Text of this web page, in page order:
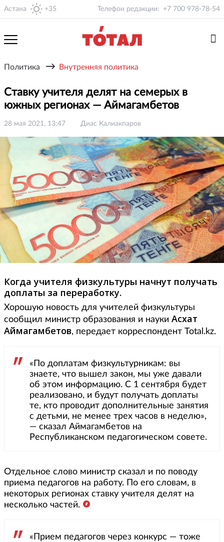
Астана +35 Телефон редакции: +7 700 978-78-54
Политика → Внутренняя политика
Ставку учителя делят на семерых в
южных регионах — Аймагамбетов
28 мая 2021, 13:47 Диас Калиакпаров
Когда учителя физкультуры начнут получать
доплаты за переработку.
Хорошую новость для учителей физкультуры
сообщил министр образования и науки Асхат
Аймагамбетов, передает корреспондент Total.kz.
«По доплатам физкультурникам: вы
знаете, что вышел закон, мы уже давали
об этом информацию. С 1 сентября будет
реализовано, и будут получать доплаты
те, кто проводит дополнительные занятия
с детьми, не менее трех часов в неделю»,
— сказал Аймагамбетов на
Республиканском педагогическом совете.
Отдельное слово министр сказал и по поводу
приема педагогов на работу. По его словам, в
некоторых регионах ставку учителя делят на
несколько частей.
«Прием педагогов через конкурс — тоже